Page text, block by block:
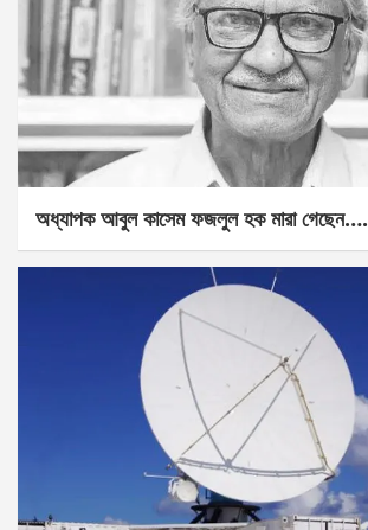
অধ্যাপক আবুল কাসেম ফজলুল হক মারা গেছেন….